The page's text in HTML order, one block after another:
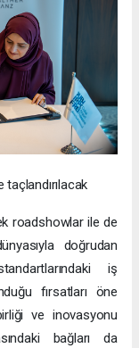
roadshowlar ile de
doğrudan
iş
fırsatları öne
ve inovasyonu
bağları da